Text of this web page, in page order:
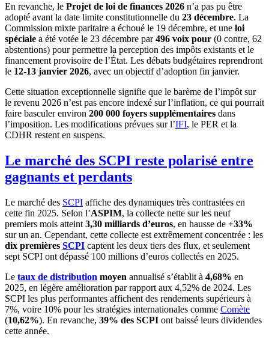
En revanche, le Projet de loi de finances 2026 n’a pas pu être
adopté avant la date limite constitutionnelle du 23 décembre. La
Commission mixte paritaire a échoué le 19 décembre, et une loi
spéciale a été votée le 23 décembre par496 voix pour (0 contre, 62
abstentions) pour permettre la perception des impôts existants et le
financement provisoire de l’État. Les débats budgétaires reprendront
le 12-13 janvier 2026, avec un objectif d’adoption fin janvier.
Cette situation exceptionnelle signifie que le barème de l’impôt sur
le revenu 2026 n’est pas encore indexé sur l’inflation, ce qui pourrait
faire basculer environ 200 000 foyers supplémentaires dans
l’imposition. Les modifications prévues sur l’IFI, le PER et la
CDHR restent en suspens.
Le marché des SCPI reste polarisé entre
gagnants et perdants
Le marché des SCPI affiche des dynamiques très contrastées en
cette fin 2025. Selon l’ASPIM, la collecte nette sur les neuf
premiers mois atteint 3,30 milliards d’euros, en hausse de +33%
sur un an. Cependant, cette collecte est extrêmement concentrée : les
dix premières SCPI captent les deux tiers des flux, et seulement
sept SCPI ont dépassé 100 millions d’euros collectés en 2025.
Le taux de distribution moyen annualisé s’établit à 4,68% en
2025, en légère amélioration par rapport aux 4,52% de 2024. Les
SCPI les plus performantes affichent des rendements supérieurs à
7%, voire 10% pour les stratégies internationales comme Comète
(10,62%). En revanche, 39% des SCPI ont baissé leurs dividendes
cette année.